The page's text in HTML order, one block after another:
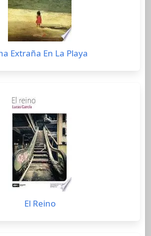
Extraña En La Playa
El Reino